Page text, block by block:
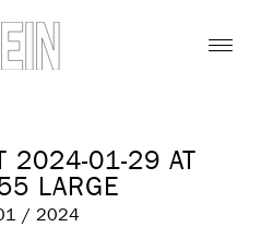
2024-01-29 AT
LARGE
/ 2024